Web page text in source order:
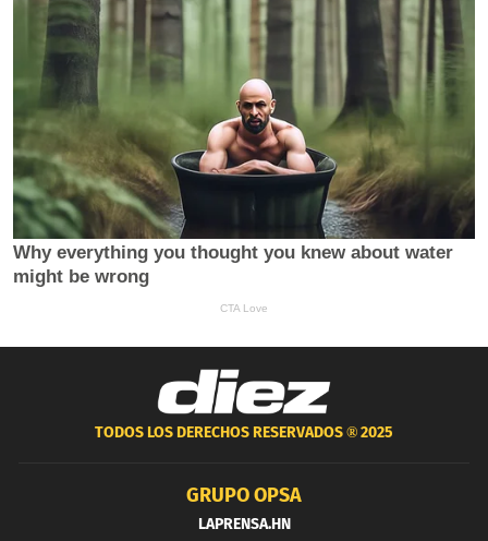
TODOS LOS DERECHOS RESERVADOS ®2025
GRUPO OPSA
LAPRENSA.HN